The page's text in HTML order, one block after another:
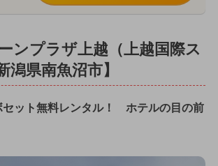
ンプラザ上越（上越国際ス
潟県南魚沼市】
セット無料レンタル！ ホテルの目の前